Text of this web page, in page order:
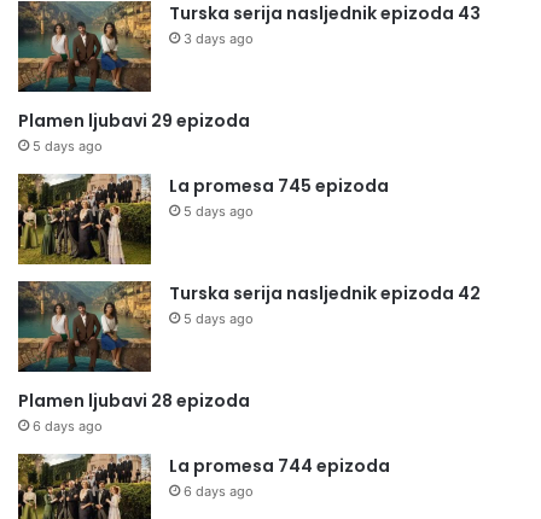
Turska serija nasljednik epizoda 43
3 days ago
Plamen ljubavi 29 epizoda
5 days ago
La promesa 745 epizoda
5 days ago
Turska serija nasljednik epizoda 42
5 days ago
Plamen ljubavi 28 epizoda
6 days ago
La promesa 744 epizoda
6 days ago